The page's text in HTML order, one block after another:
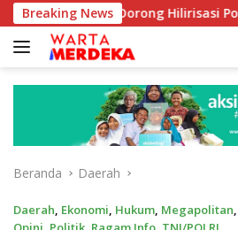
Langsung
ke
konten
Breaking News
Dorong Hilirisasi Potensi Daerah
Beranda Daerah
Daerah, Ekonomi, Hukum, Megapolitan,